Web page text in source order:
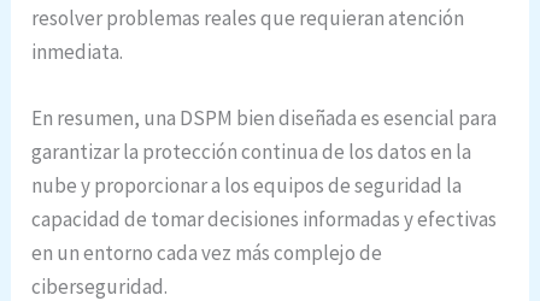
resolver problemas reales que requieran atención
inmediata.
En resumen, una DSPM bien diseñada es esencial para
garantizar la protección continua de los datos en la
nube y proporcionar a los equipos de seguridad la
capacidad de tomar decisiones informadas y efectivas
en un entorno cada vez más complejo de
ciberseguridad.